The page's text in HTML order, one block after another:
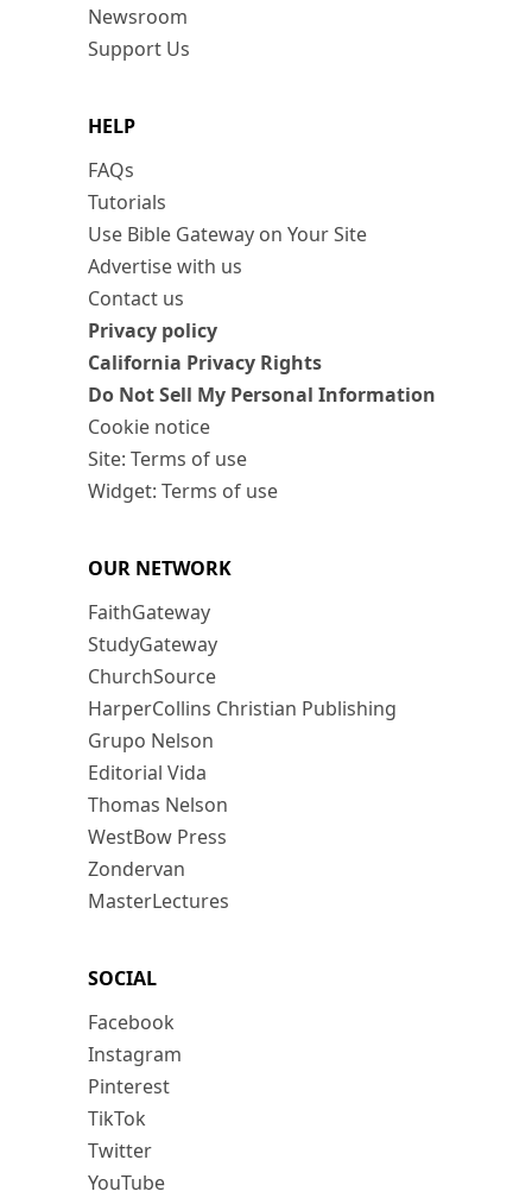
Newsroom
Support Us
HELP
FAQs
Tutorials
Use Bible Gateway on Your Site
Advertise with us
Contact us
Privacy policy
California Privacy Rights
Do Not Sell My Personal Information
Cookie notice
Site: Terms of use
Widget: Terms of use
OUR NETWORK
FaithGateway
StudyGateway
ChurchSource
HarperCollins Christian Publishing
Grupo Nelson
Editorial Vida
Thomas Nelson
WestBow Press
Zondervan
MasterLectures
SOCIAL
Facebook
Instagram
Pinterest
TikTok
Twitter
YouTube